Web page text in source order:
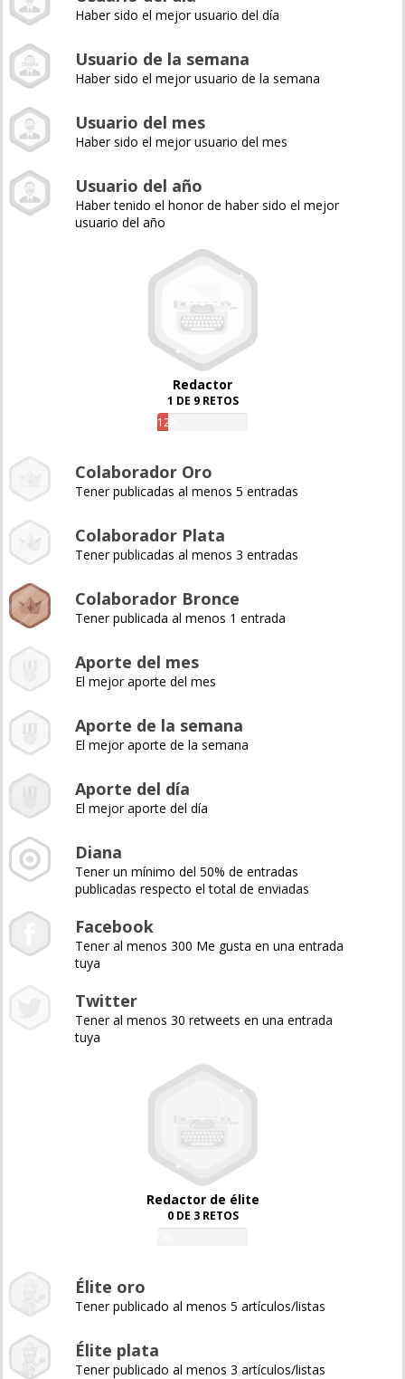
Haber sido el mejor usuario del día
Usuario de la semana
Haber sido el mejor usuario de la semana
Usuario del mes
Haber sido el mejor usuario del mes
Usuario del año
Haber tenido el honor de haber sido el mejor
usuario del año
Redactor
1 DE 9 RETOS
12%
Colaborador Oro
Tener publicadas al menos 5 entradas
Colaborador Plata
Tener publicadas al menos 3 entradas
Colaborador Bronce
Tener publicada al menos 1 entrada
Aporte del mes
El mejor aporte del mes
Aporte de la semana
El mejor aporte de la semana
Aporte del día
El mejor aporte del día
Diana
Tener un mínimo del 50% de entradas
publicadas respecto el total de enviadas
Facebook
Tener al menos 300 Me gusta en una entrada
tuya
Twitter
Tener al menos 30 retweets en una entrada
tuya
Redactor de élite
0 DE 3 RETOS
Élite oro
Tener publicado al menos 5 artículos/listas
Élite plata
Tener publicado al menos 3 artículos/listas